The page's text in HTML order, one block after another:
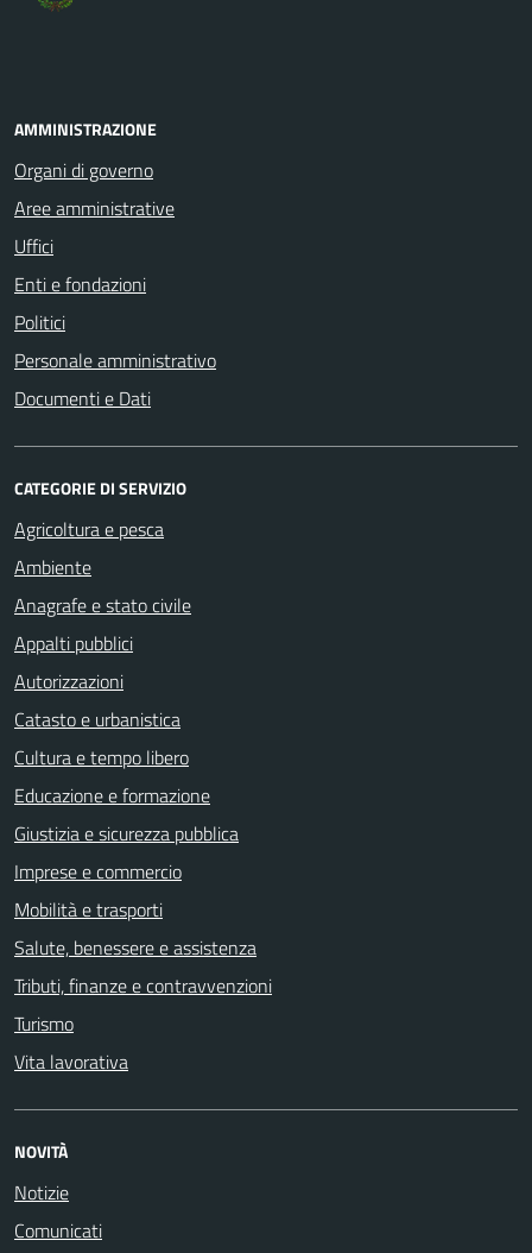
AMMINISTRAZIONE
Organi di governo
Aree amministrative
Uffici
Enti e fondazioni
Politici
Personale amministrativo
Documenti e Dati
CATEGORIE DI SERVIZIO
Agricoltura e pesca
Ambiente
Anagrafe e stato civile
Appalti pubblici
Autorizzazioni
Catasto e urbanistica
Cultura e tempo libero
Educazione e formazione
Giustizia e sicurezza pubblica
Imprese e commercio
Mobilità e trasporti
Salute, benessere e assistenza
Tributi, finanze e contravvenzioni
Turismo
Vita lavorativa
NOVITÀ
Notizie
Comunicati